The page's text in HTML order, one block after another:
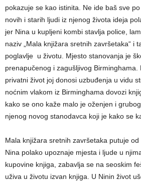
pokazuje se kao istinita. Ne ide baš sve
novih i starih ljudi iz njenog života ideja
jer Nina u kupljeni kombi stavlja police,
naziv „Mala knjižara sretnih završetaka“ i
poglavlje u životu. Mjesto stanovanja je
prenapučenog i zagušljivog Birminghama.
privatni život joj donosi uzbuđenja u vidu
noćnim vlakom iz Birminghama dovozi
kako se ono kaže malo je oženjen i
njenog novog stanodavca koji je kako se
Mala knjižara sretnih završetaka putuje
Nina polako upoznaje mjesta i ljude u
kupovine knjiga, zabavlja se na seoskim
uživa u životu izvan knjiga. U Ninin život